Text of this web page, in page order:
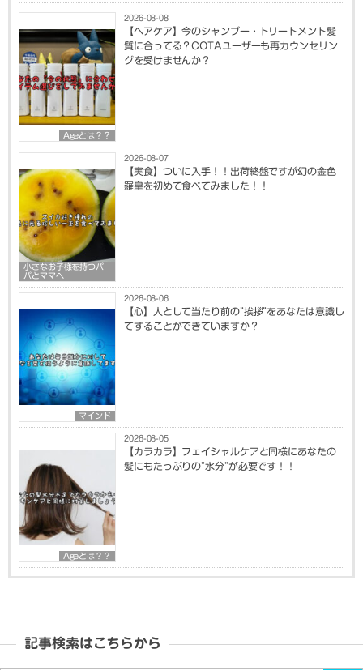
Ageとは？？
2026-08-08
【ヘアケア】今のシャンプー・トリートメント髪
質に合ってる？COTAユーザーも再カウンセリン
グを受けませんか？
小さなお子様を持つパ
パとママへ
2026-08-07
【実食】ついに入手！！出荷終盤ですが幻の金色
羅皇を初めて食べてみました！！
マインド
2026-08-06
【心】人として当たり前の”挨拶”をあなたは意識し
てすることができていますか？
Ageとは？？
2026-08-05
【カラカラ】フェイシャルケアと同様にあなたの
髪にもたっぷりの”水分”が必要です！！
記事検索はこちらから